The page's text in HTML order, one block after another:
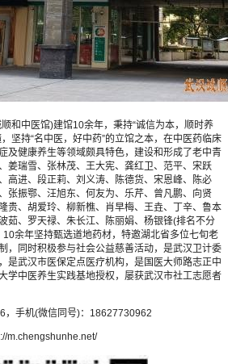
中医馆)建馆10余年，秉持“诚信为本，顺时养
坚持“名中医，好中药”的立馆之本，在中医药临床
及健康养生等领域颇具特色，建设和形成了老中青
姜瑞雪、张林茂、王大宪、龚红卫、范平、宋跃
高进、段正莉、刘义涛、陈德货、宋恩峰、陈必
张振鄂、汪旭东、何友为、乐芹、曾凡鹏、向贤
贵、胡爱玲、柳新樵、肖早梅、王垚、丁辛、鲁本
茹、罗天禄、朱长江、陈丽娟、杨银锋(排名不分
余年坚持甄选道地药材，特邀湖北省多位七旬老
，同时积极参与社会公益慈善活动，是武汉卫计委
是武汉市医保定点医疗机构，是国医大师路志正中
学中医养生实践基地授权，屡获武汉市社工志愿者
手机(微信同号)：18627730962